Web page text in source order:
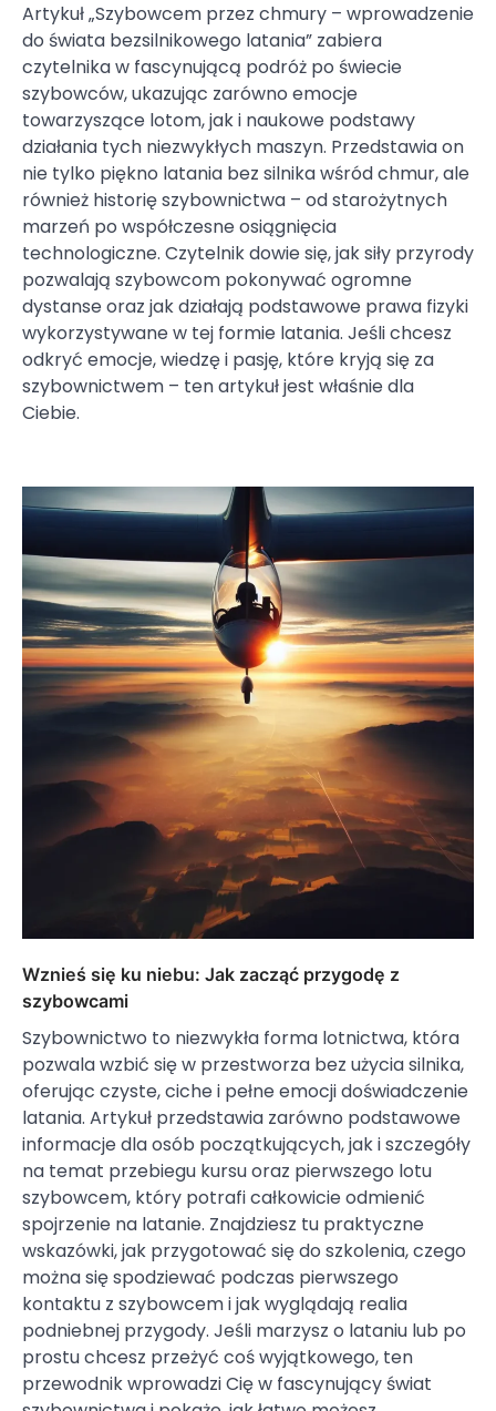
Artykuł „Szybowcem przez chmury – wprowadzenie
do świata bezsilnikowego latania” zabiera
czytelnika w fascynującą podróż po świecie
szybowców, ukazując zarówno emocje
towarzyszące lotom, jak i naukowe podstawy
działania tych niezwykłych maszyn. Przedstawia on
nie tylko piękno latania bez silnika wśród chmur, ale
również historię szybownictwa – od starożytnych
marzeń po współczesne osiągnięcia
technologiczne. Czytelnik dowie się, jak siły przyrody
pozwalają szybowcom pokonywać ogromne
dystanse oraz jak działają podstawowe prawa fizyki
wykorzystywane w tej formie latania. Jeśli chcesz
odkryć emocje, wiedzę i pasję, które kryją się za
szybownictwem – ten artykuł jest właśnie dla
Ciebie.
Wznieś się ku niebu: Jak zacząć przygodę z
szybowcami
Szybownictwo to niezwykła forma lotnictwa, która
pozwala wzbić się w przestworza bez użycia silnika,
oferując czyste, ciche i pełne emocji doświadczenie
latania. Artykuł przedstawia zarówno podstawowe
informacje dla osób początkujących, jak i szczegóły
na temat przebiegu kursu oraz pierwszego lotu
szybowcem, który potrafi całkowicie odmienić
spojrzenie na latanie. Znajdziesz tu praktyczne
wskazówki, jak przygotować się do szkolenia, czego
można się spodziewać podczas pierwszego
kontaktu z szybowcem i jak wyglądają realia
podniebnej przygody. Jeśli marzysz o lataniu lub po
prostu chcesz przeżyć coś wyjątkowego, ten
przewodnik wprowadzi Cię w fascynujący świat